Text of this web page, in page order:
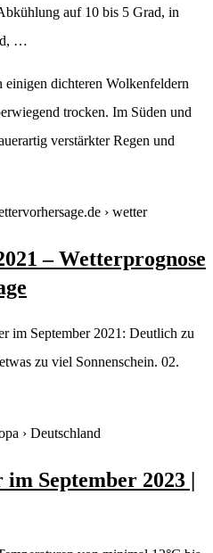
auf 10 bis 5 Grad, in
…
dichteren Wolkenfeldern
trocken. Im Süden und
verstärkter Regen und
› wetter
– Wetterprognose
im September 2021: Deutlich zu
zu viel Sonnenschein. 02.
› Deutschland
September 2023 |